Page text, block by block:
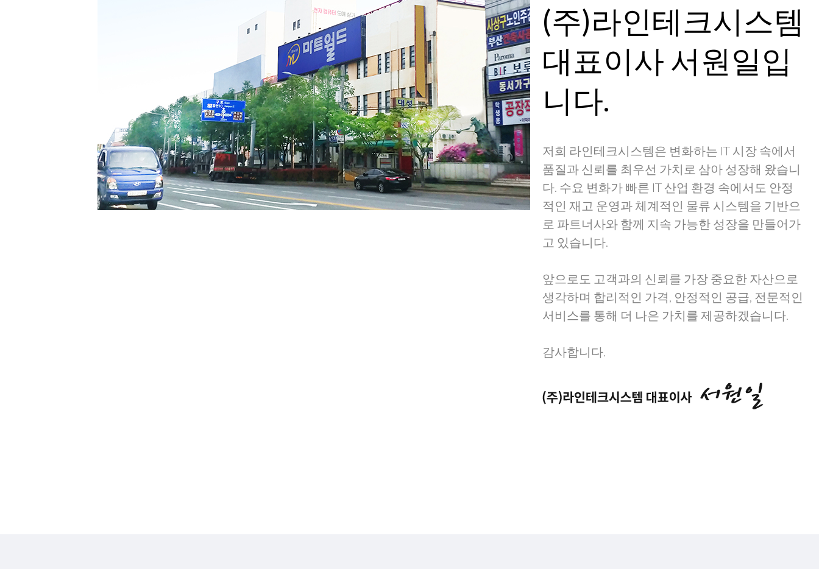
(주)라인테크시스템
대표이사 서원일입
니다.
저희 라인테크시스템은 변화하는 IT 시장 속에서
품질과 신뢰를 최우선 가치로 삼아 성장해 왔습니
다. 수요 변화가 빠른 IT 산업 환경 속에서도 안정
적인 재고 운영과 체계적인 물류 시스템을 기반으
로 파트너사와 함께 지속 가능한 성장을 만들어가
고 있습니다.
앞으로도 고객과의 신뢰를 가장 중요한 자산으로
생각하며 합리적인 가격, 안정적인 공급, 전문적인
서비스를 통해 더 나은 가치를 제공하겠습니다.
감사합니다.